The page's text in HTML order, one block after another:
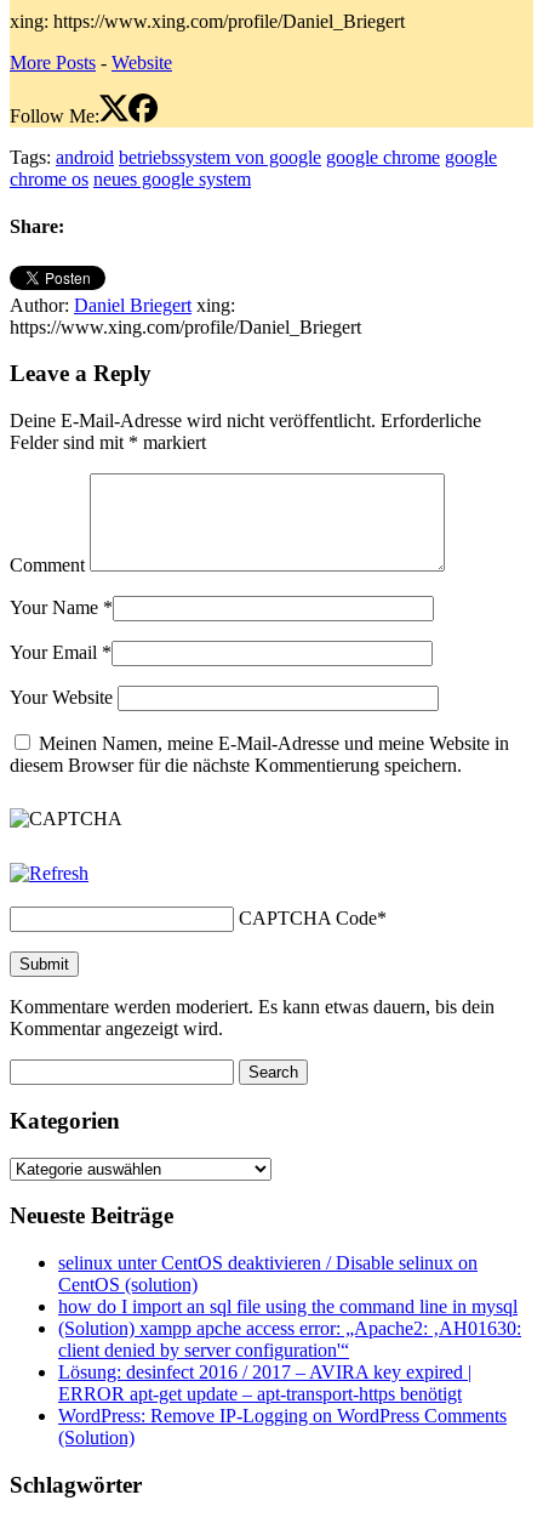
xing: https://www.xing.com/profile/Daniel_Briegert
More Posts - Website
Follow Me:
Tags: android betriebssystem von google google chrome google
chrome os neues google system
Share:
Author: Daniel Briegert xing:
https://www.xing.com/profile/Daniel_Briegert
Leave a Reply
Deine E-Mail-Adresse wird nicht veröffentlicht. Erforderliche
Felder sind mit * markiert
Comment
Your Name *
Your Email *
Your Website
Meinen Namen, meine E-Mail-Adresse und meine Website in
diesem Browser für die nächste Kommentierung speichern.
CAPTCHA Code*
Kommentare werden moderiert. Es kann etwas dauern, bis dein
Kommentar angezeigt wird.
Kategorien
Kategorien
Neueste Beiträge
selinux unter CentOS deaktivieren / Disable selinux on
CentOS (solution)
how do I import an sql file using the command line in mysql
(Solution) xampp apche access error: „Apache2: ‚AH01630:
client denied by server configuration'“
Lösung: desinfect 2016 / 2017 – AVIRA key expired |
ERROR apt-get update – apt-transport-https benötigt
WordPress: Remove IP-Logging on WordPress Comments
(Solution)
Schlagwörter